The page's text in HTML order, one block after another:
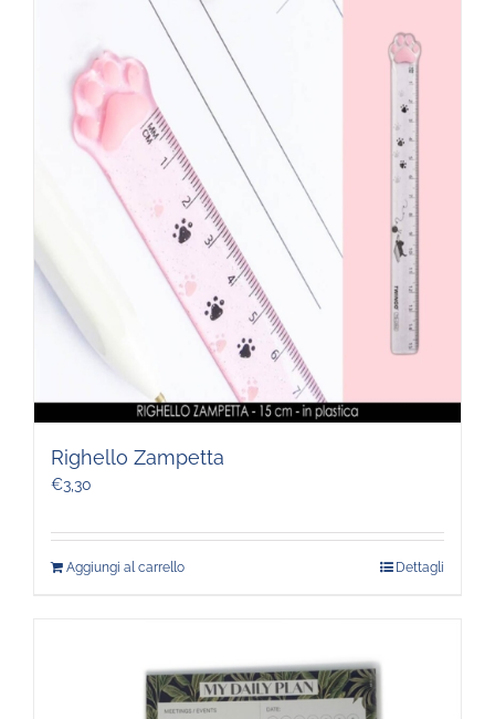
Righello Zampetta
€3,30
Aggiungi al carrello Dettagli